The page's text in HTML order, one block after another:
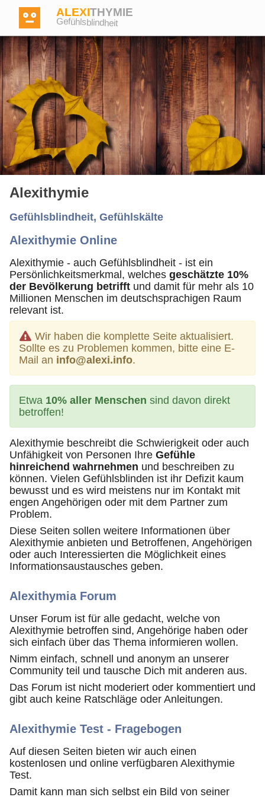
ALEXITHYMIE
Gefühlsblindheit
Anmelden
Test
Dictionary
Forum
Alexithymie
Gefühlsblindheit, Gefühlskälte
Alexithymie Online
Alexithymie - auch Gefühlsblindheit - ist ein
Persönlichkeitsmerkmal, welches geschätzte 10%
der Bevölkerung betrifft und damit für mehr als 10
Millionen Menschen im deutschsprachigen Raum
relevant ist.
Wir haben die komplette Seite aktualisiert.
Sollte es zu Problemen kommen, bitte eine E-
Mail an info@alexi.info.
Etwa 10% aller Menschen sind davon direkt
betroffen!
Alexithymie beschreibt die Schwierigkeit oder auch
Unfähigkeit von Personen Ihre Gefühle
hinreichend wahrnehmen und beschreiben zu
können. Vielen Gefühlsblinden ist ihr Defizit kaum
bewusst und es wird meistens nur im Kontakt mit
engen Angehörigen oder mit dem Partner zum
Problem.
Diese Seiten sollen weitere Informationen über
Alexithymie anbieten und Betroffenen, Angehörigen
oder auch Interessierten die Möglichkeit eines
Informationsaustausches geben.
Alexithymia Forum
Unser Forum ist für alle gedacht, welche von
Alexithymie betroffen sind, Angehörige haben oder
sich einfach über das Thema informieren wollen.
Nimm einfach, schnell und anonym an unserer
Community teil und tausche Dich mit anderen aus.
Das Forum ist nicht moderiert oder kommentiert und
gibt auch keine Ratschläge oder Anleitungen.
Alexithymie Test - Fragebogen
Auf diesen Seiten bieten wir auch einen
kostenlosen und online verfügbaren Alexithymie
Test.
Damit kann man sich selbst ein Bild von seiner